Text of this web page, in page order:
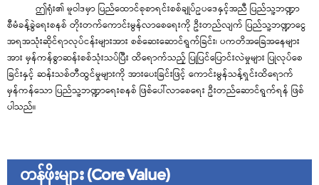
ဤရုံး၏ မူဝါဒမှာ ပြည်ထောင်စုစာရင်းစစ်ချုပ်ဥပဒေနှင့်အညီ ပြည်သူ့ဘဏ္ဍာ
စီမံခန့်ခွဲရေးစနစ် တိုးတက်ကောင်းမွန်လာစေရေးကို ဦးတည်လျက် ပြည်သူ့ဘဏ္ဍာငွေ
အရအသုံးဆိုင်ရာလုပ်ငန်းများအား စစ်ဆေးဆောင်ရွက်ခြင်း၊ ပကတိအခြေအနေများ
အား မှန်ကန်စွာဆန်းစစ်သုံးသပ်ပြီး ထိရောက်သည့် ပြုပြင်ပြောင်းလဲမှုများ ပြုလုပ်စေ
ခြင်းနှင့် ဆန်းသစ်တီထွင်မှုများကို အားပေးခြင်းဖြင့် ကောင်းမွန်သန့်ရှင်းထိရောက်
မှန်ကန်သော ပြည်သူ့ဘဏ္ဍာရေးစနစ် ဖြစ်ပေါ်လာစေရေး ဦးတည်ဆောင်ရွက်ရန် ဖြစ်
ပါသည်။
တန်ဖိုးများ (Core Value)